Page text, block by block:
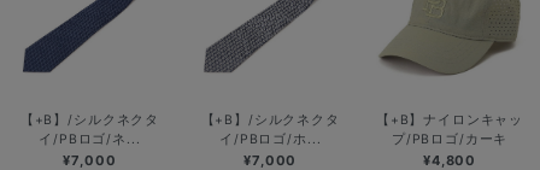
【+B】/シルクネクタ
イ/PBロゴ/ネ...
¥7,000
【+B】/シルクネクタ
イ/PBロゴ/ホ...
¥7,000
【+B】ナイロンキャッ
プ/PBロゴ/カーキ
¥4,800